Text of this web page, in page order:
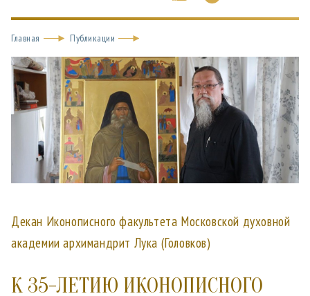
Главная Публикации
Декан Иконописного факультета Московской духовной
академии архимандрит Лука (Головков)
К 35-ЛЕТИЮ ИКОНОПИСНОГО